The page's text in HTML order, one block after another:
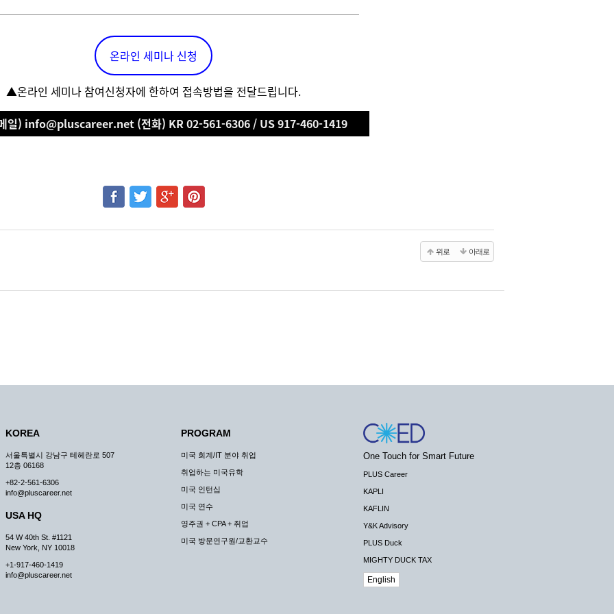
온라인 세미나 신청
▲온라인 세미나 참여신청자에 한하여 접속방법을 전달드립니다.
일) info@pluscareer.net (전화) KR 02-561-6306 / US 917-460-1419
위로 아래로
KOREA
서울특별시 강남구 테헤란로 507
12층 06168
+82-2-561-6306
info@pluscareer.net
USA HQ
54 W 40th St. #1121
New York, NY 10018
+1-917-460-1419
info@pluscareer.net
PROGRAM
미국 회계/IT 분야 취업
취업하는 미국유학
미국 인턴십
미국 연수
영주권 + CPA + 취업
미국 방문연구원/교환교수
One Touch for Smart Future
PLUS Career
KAPLI
KAFLIN
Y&K Advisory
PLUS Duck
MIGHTY DUCK TAX
English